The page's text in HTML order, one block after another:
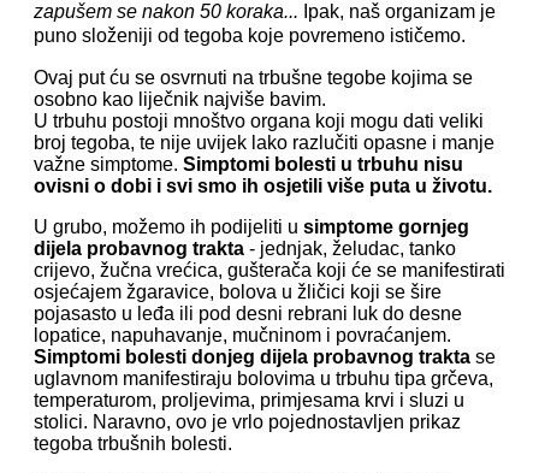
zapušem se nakon 50 koraka... Ipak, naš organizam je
puno složeniji od tegoba koje povremeno ističemo.
Ovaj put ću se osvrnuti na trbušne tegobe kojima se
osobno kao liječnik najviše bavim.
U trbuhu postoji mnoštvo organa koji mogu dati veliki
broj tegoba, te nije uvijek lako razlučiti opasne i manje
važne simptome. Simptomi bolesti u trbuhu nisu
ovisni o dobi i svi smo ih osjetili više puta u životu.
U grubo, možemo ih podijeliti u simptome gornjeg
dijela probavnog trakta - jednjak, želudac, tanko
crijevo, žučna vrećica, gušterača koji će se manifestirati
osjećajem žgaravice, bolova u žličici koji se šire
pojasasto u leđa ili pod desni rebrani luk do desne
lopatice, napuhavanje, mučninom i povraćanjem.
Simptomi bolesti donjeg dijela probavnog trakta se
uglavnom manifestiraju bolovima u trbuhu tipa grčeva,
temperaturom, proljevima, primjesama krvi i sluzi u
stolici. Naravno, ovo je vrlo pojednostavljen prikaz
tegoba trbušnih bolesti.